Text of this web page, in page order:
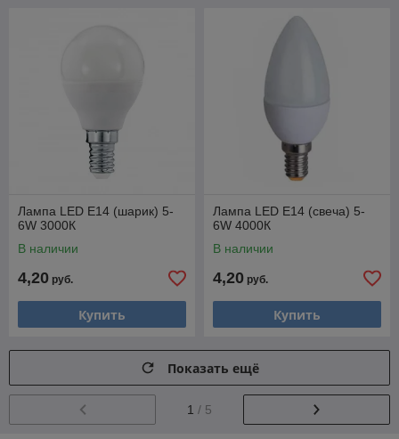
Лампа LED E14 (шарик) 5-
6W 3000К
В наличии
4,20 руб.
Купить
Лампа LED E14 (свеча) 5-
6W 4000К
В наличии
4,20 руб.
Купить
Показать ещё
1 / 5